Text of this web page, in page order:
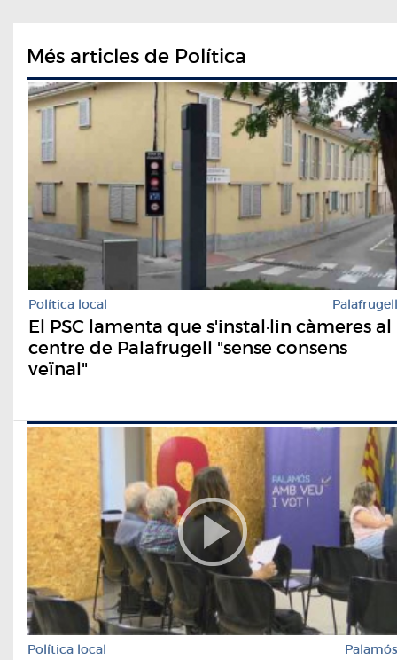
Més articles de Política
Política local Palafrugell
El PSC lamenta que s'instal·lin càmeres al
centre de Palafrugell "sense consens
veïnal"
Política local Palamós